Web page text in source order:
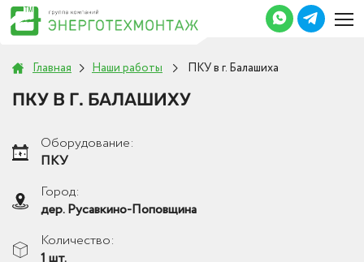
Главная Наши работы ПКУ в г. Балашиха
ПКУ В Г. БАЛАШИХУ
Оборудование:
ПКУ
Город:
дер. Русавкино-Поповщина
Количество: